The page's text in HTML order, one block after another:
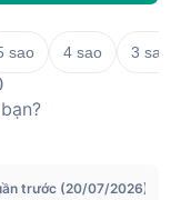
sao 4 sao 3 sao
trước (20/07/2026)